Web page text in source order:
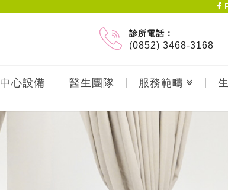
診所電話：
(0852) 3468-3168
中心設備 醫生團隊 服務範疇